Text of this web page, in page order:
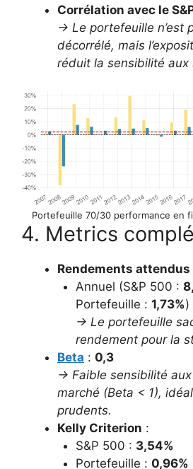
Corrélation avec le
→ Le portefeuille n’est
décorrélé, mais
réduit la sensibilité aux
Portefeuille 70/30 performance en
4. Metrics
Rendements attendus
Annuel (S&P 500 :
Portefeuille : 1,73%)
→ Le portefeuille
rendement pour la
Beta : 0,3
→ Faible sensibilité
marché (Beta < 1),
prudents.
Kelly Criterion :
S&P 500 : 3,54%
Portefeuille : 0,96%